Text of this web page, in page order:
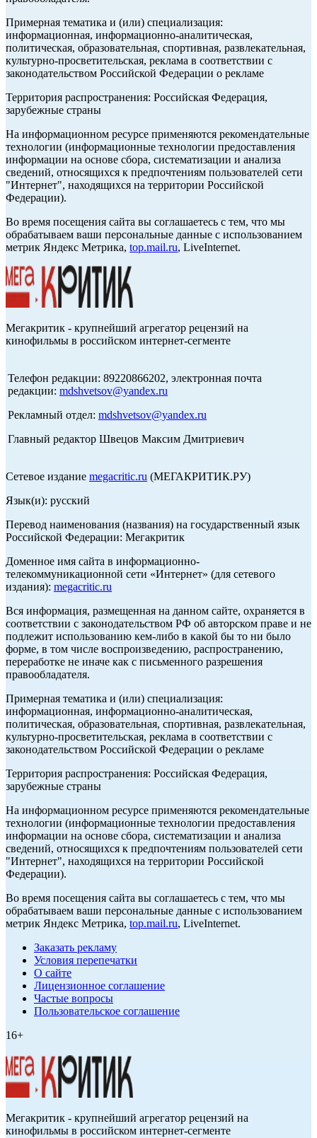
Примерная тематика и (или) специализация:
информационная, информационно-аналитическая,
политическая, образовательная, спортивная, развлекательная,
культурно-просветительская, реклама в соответствии с
законодательством Российской Федерации о рекламе
Территория распространения: Российская Федерация,
зарубежные страны
На информационном ресурсе применяются рекомендательные
технологии (информационные технологии предоставления
информации на основе сбора, систематизации и анализа
сведений, относящихся к предпочтениям пользователей сети
"Интернет", находящихся на территории Российской
Федерации).
Во время посещения сайта вы соглашаетесь с тем, что мы
обрабатываем ваши персональные данные с использованием
метрик Яндекс Метрика, top.mail.ru, LiveInternet.
Мегакритик - крупнейший агрегатор рецензий на
кинофильмы в российском интернет-сегменте
Телефон редакции: 89220866202, электронная почта
редакции: mdshvetsov@yandex.ru
Рекламный отдел: mdshvetsov@yandex.ru
Главный редактор Швецов Максим Дмитриевич
Сетевое издание megacritic.ru (МЕГАКРИТИК.РУ)
Язык(и): русский
Перевод наименования (названия) на государственный язык
Российской Федерации: Мегакритик
Доменное имя сайта в информационно-
телекоммуникационной сети «Интернет» (для сетевого
издания): megacritic.ru
Вся информация, размещенная на данном сайте, охраняется в
соответствии с законодательством РФ об авторском праве и не
подлежит использованию кем-либо в какой бы то ни было
форме, в том числе воспроизведению, распространению,
переработке не иначе как с письменного разрешения
правообладателя.
Примерная тематика и (или) специализация:
информационная, информационно-аналитическая,
политическая, образовательная, спортивная, развлекательная,
культурно-просветительская, реклама в соответствии с
законодательством Российской Федерации о рекламе
Территория распространения: Российская Федерация,
зарубежные страны
На информационном ресурсе применяются рекомендательные
технологии (информационные технологии предоставления
информации на основе сбора, систематизации и анализа
сведений, относящихся к предпочтениям пользователей сети
"Интернет", находящихся на территории Российской
Федерации).
Во время посещения сайта вы соглашаетесь с тем, что мы
обрабатываем ваши персональные данные с использованием
метрик Яндекс Метрика, top.mail.ru, LiveInternet.
Заказать рекламу
Условия перепечатки
О сайте
Лицензионное соглашение
Частые вопросы
Пользовательское соглашение
16+
Мегакритик - крупнейший агрегатор рецензий на
кинофильмы в российском интернет-сегменте